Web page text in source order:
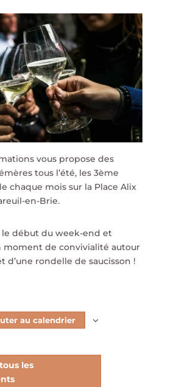
vous propose des
tous l’été, les 3ème
chaque mois sur la Place Alix
en-Brie.
le début du week-end et
moment de convivialité autour
d’une rondelle de saucisson !
au calendrier
les